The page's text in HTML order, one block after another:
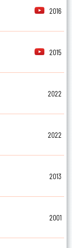
2016
2015
2022
2022
2013
2001